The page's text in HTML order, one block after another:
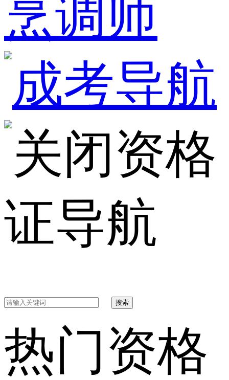
烹调师
资格
证导航
搜索
热门资格